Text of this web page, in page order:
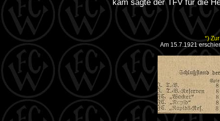
kam sagte der TFV für die
*)
Am 15.7.1921